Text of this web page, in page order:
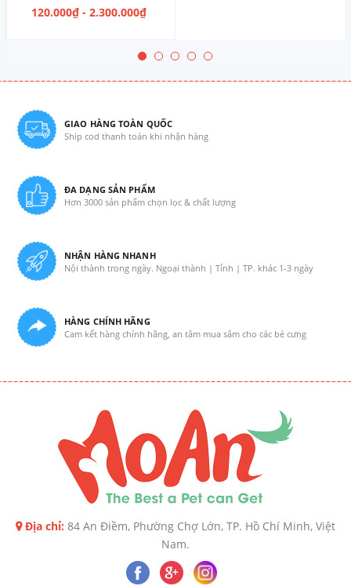
Advantage Salmon & Tuna [Vị
Cá Hồi & Cá Ngừ]
120.000₫ - 2.300.000₫
GIAO HÀNG TOÀN QUỐC
Ship cod thanh toán khi nhận hàng
ĐA DẠNG SẢN PHẨM
Hơn 3000 sản phẩm chọn lọc & chất lượng
NHẬN HÀNG NHANH
Nội thành trong ngày. Ngoại thành | Tỉnh | TP. khác 1-3 ngày
HÀNG CHÍNH HÃNG
Cam kết hàng chính hãng, an tâm mua sắm cho các bé cưng
Địa chỉ: 84 An Điềm, Phường Chợ Lớn, TP. Hồ Chí Minh, Việt
Nam.